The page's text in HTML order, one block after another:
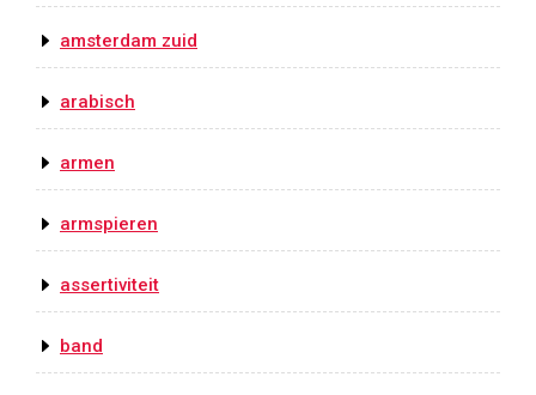
amsterdam zuid
arabisch
armen
armspieren
assertiviteit
band